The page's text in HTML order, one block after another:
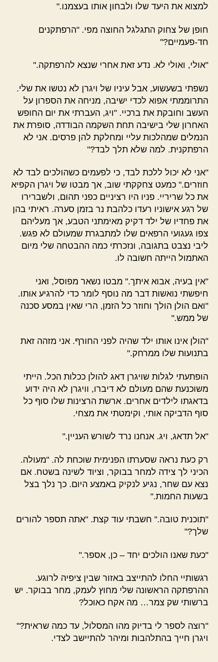
למצוא את היעד שלו ולבחון אותו בעצמנו."
חופן של צחוק התגלגל החוצה מפי. "הרפתקנים
חד-פעמיים?"
"אולי, ואולי לא. נדע זאת אחרי שנצא להרפתקה."
נשפתי בשעשוע, אבל עיניו של ויגרן לא נטשו את שלי.
התרוממתי אפוא לכדי ישיבה, מניחה את הספרון על
העשב וחובקת את ברכיי. "ויג, העברתי את יום החופש
האחרון שלי בישיבה תחת השקמה הבודדה, סופרת את
הנמלים שמהלכות עליי ומחלקת להן פרסים. אני לא
הרפתקנית. למה שלא תלך לבד?"
"אני לא יכול ללכת לבד, כי לפעמים כשהולכים לבד לא
חוזרים." כמעט צחקקתי שוב, אך מבטו של ויגרן הקפיא
את כל שריריי. פניו היו רציניים כפני תהום, ולשברירו
של רגע אישוניו רעדו כלהבת נר בזמן סערה. ראיתי בהן
את פחדיו של ילד דקיק מאימתני הטבע, אך מעליהם
צפו געגועי הרפאים שלו למתבגרת שמעולם לא פגש.
ליבי נצבט בתגובה, ונזכרתי כמה ההבטחה שלי מיום
האתמול הייתה חשובה לו.
"אין בעיה, אבוא איתך." מבטו נשאר מפוסל, ואני
חיפשתי נואשות דבר מה נוסף לומר כדי להרגיע אותו.
"ואם הולן הולך וחוזר כל הזמן, הרי שאין במסע סכנה
של ממש."
"הולן אינו אותו ילד שהיה לפני החורף. אני מזהה זאת
בתנועות שלו ממרחק."
הופתעתי לגלות שויגרן דאג להולן ככלות הכל. הייתי
משוכנעת שהם מעולם לא דיברו, וויגרן לא היה ידוע
בדאגתו לילדים אחרים. ארשת הרצינות שלו סוף כל
סוף הדביקה אותי, וקימטתי את מצחי.
"אל תדאג, ויג. אנחנו נרד לשורש העניין."
רק כעת נראה שסערתו הפנימית שוכחת לה. "מעולה.
הכיני לך צידה למחר בבוקר, וציוד לשינה בשטח. אם
נצא עם שחר, נגיע לנקיק באמצע היום. כך נלך בצל
בשעות החמות."
"תוכנית טובה." חשבתי עוד קצת. "אתה תספר להורים
שלך?"
"כעת שאנו הולכים יחד – כן, אספר."
רגשותיי החלו להתייצב באזור שבין ציפיה לרוגע.
ההרפתקה הראשונה שלי מחוץ לעמק, מחר בבוקר. יש
ברשותי שק צמר… מה אקח כאוכל?
"רוצה לספר לי בדיוק מהו המסלול, עד כמה שראית?"
ויגרן חייך בהתלהבות ומיהר להתיישב לצדי.